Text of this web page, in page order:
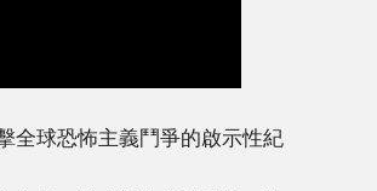
全球恐怖主義鬥爭的啟示性紀